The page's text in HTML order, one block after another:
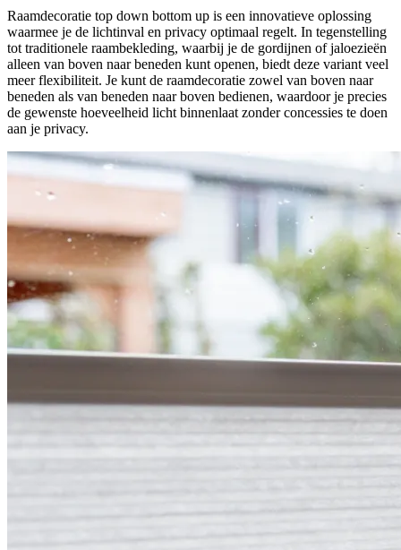
Raamdecoratie top down bottom up is een innovatieve oplossing
waarmee je de lichtinval en privacy optimaal regelt. In tegenstelling
tot traditionele raambekleding, waarbij je de gordijnen of jaloezieën
alleen van boven naar beneden kunt openen, biedt deze variant veel
meer flexibiliteit. Je kunt de raamdecoratie zowel van boven naar
beneden als van beneden naar boven bedienen, waardoor je precies
de gewenste hoeveelheid licht binnenlaat zonder concessies te doen
aan je privacy.